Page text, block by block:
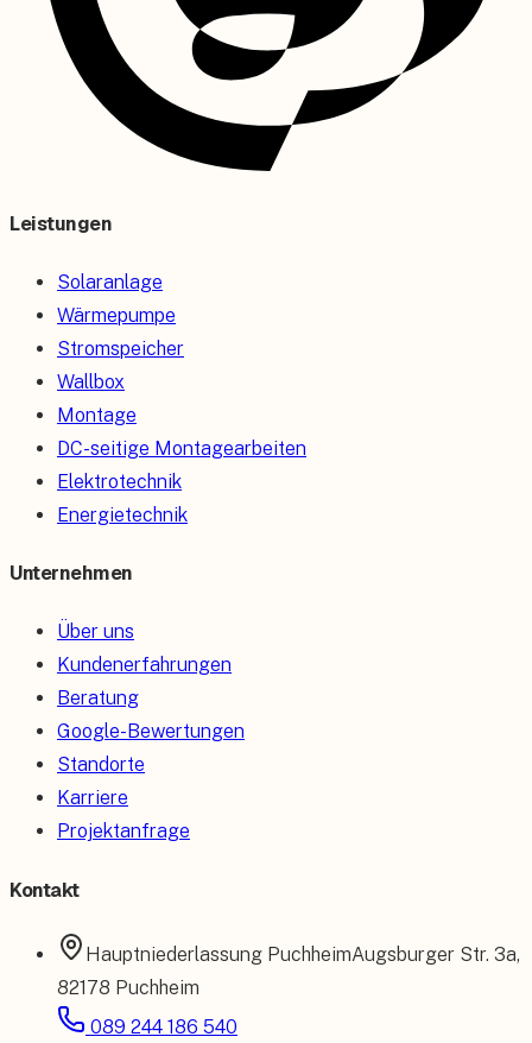
Leistungen
Solaranlage
Wärmepumpe
Stromspeicher
Wallbox
Montage
DC-seitige Montagearbeiten
Elektrotechnik
Energietechnik
Unternehmen
Über uns
Kundenerfahrungen
Beratung
Google-Bewertungen
Standorte
Karriere
Projektanfrage
Kontakt
Hauptniederlassung PuchheimAugsburger Str. 3a,
82178 Puchheim
089 244 186 540